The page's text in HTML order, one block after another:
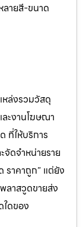
ายสี-ขนาด
หล่งรวมวัสดุ
ะงานโฆษณา
ที่ให้บริการ
จัดจำหน่ายราย
ราคาถูก” แต่ยัง
ลาสวูดขายส่ง
ดของ